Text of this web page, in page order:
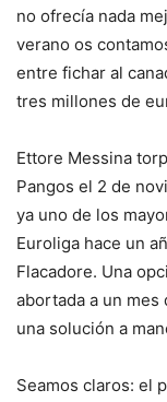
no ofrecía nada
verano os
entre fichar al
tres millones de
Ettore Messina
Pangos el 2 de
ya uno de los
Euroliga hace un
Flacadore. Una
abortada a un
una solución a
Seamos claros: el